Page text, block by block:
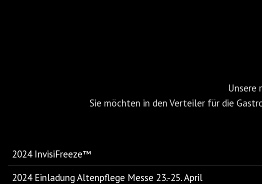
Unsere
Sie möchten in den Verteiler für die
2024 InvisiFreeze™
2024 Einladung Altenpflege Messe 23.-25. April